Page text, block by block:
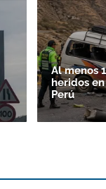
Al menos
heridos
Perú